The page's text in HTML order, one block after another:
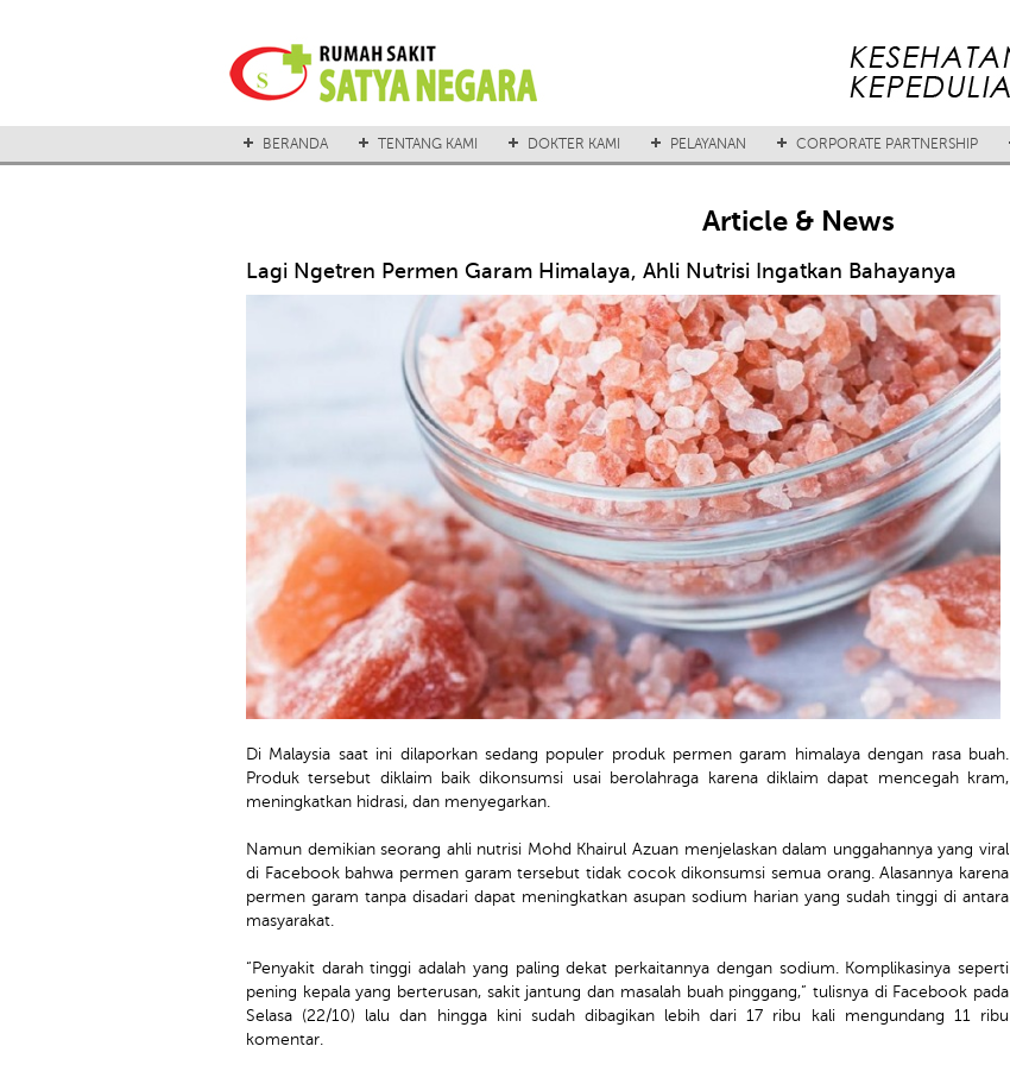
BERANDA TENTANG KAMI DOKTER KAMI PELAYANAN CORPORATE PARTNERSHIP
Article & News
Lagi Ngetren Permen Garam Himalaya, Ahli Nutrisi Ingatkan Bahayanya
Di Malaysia saat ini dilaporkan sedang populer produk permen garam himalaya dengan rasa buah.
Produk tersebut diklaim baik dikonsumsi usai berolahraga karena diklaim dapat mencegah kram,
meningkatkan hidrasi, dan menyegarkan.
Namun demikian seorang ahli nutrisi Mohd Khairul Azuan menjelaskan dalam unggahannya yang viral
di Facebook bahwa permen garam tersebut tidak cocok dikonsumsi semua orang. Alasannya karena
permen garam tanpa disadari dapat meningkatkan asupan sodium harian yang sudah tinggi di antara
masyarakat.
“Penyakit darah tinggi adalah yang paling dekat perkaitannya dengan sodium. Komplikasinya seperti
pening kepala yang berterusan, sakit jantung dan masalah buah pinggang,” tulisnya di Facebook pada
Selasa (22/10) lalu dan hingga kini sudah dibagikan lebih dari 17 ribu kali mengundang 11 ribu
komentar.